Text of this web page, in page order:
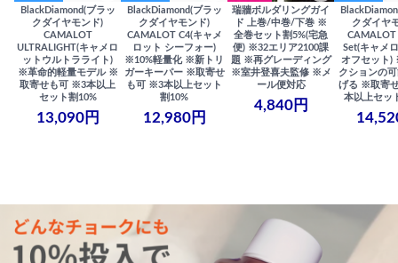
BlackDiamond(ブラッ
クダイヤモンド)
CAMALOT
ULTRALIGHT(キャメロ
ットウルトラライト)
※革命的軽量モデル ※
取寄せも可 ※3本以上
セット割10%
13,090円
BlackDiamond(ブラッ
クダイヤモンド)
CAMALOT C4(キャメ
ロット シーフォー)
※10%軽量化 ※新トリ
ガーキーパー ※取寄せ
も可 ※3本以上セット
割10%
12,980円
瑞牆ボルダリングガイ
ド 上巻/中巻/下巻 ※
全巻セット割5%(宅急
便) ※32エリア2100課
題 ※再グレーディング
※室井登喜夫監修 ※メ
ール便対応
4,840円
クダイヤ
Set(キャメ
オフセット)
クションの
げる ※取寄
本以上セッ